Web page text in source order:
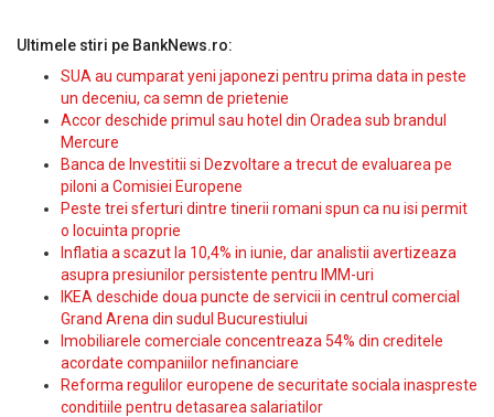
Ultimele stiri pe BankNews.ro:
SUA au cumparat yeni japonezi pentru prima data in peste
un deceniu, ca semn de prietenie
Accor deschide primul sau hotel din Oradea sub brandul
Mercure
Banca de Investitii si Dezvoltare a trecut de evaluarea pe
piloni a Comisiei Europene
Peste trei sferturi dintre tinerii romani spun ca nu isi permit
o locuinta proprie
Inflatia a scazut la 10,4% in iunie, dar analistii avertizeaza
asupra presiunilor persistente pentru IMM-uri
IKEA deschide doua puncte de servicii in centrul comercial
Grand Arena din sudul Bucurestiului
Imobiliarele comerciale concentreaza 54% din creditele
acordate companiilor nefinanciare
Reforma regulilor europene de securitate sociala inaspreste
conditiile pentru detasarea salariatilor